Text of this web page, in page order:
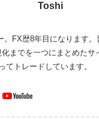
Toshi
。FX歴8年目になります
までを一つにまとめたサ
てトレードしています。